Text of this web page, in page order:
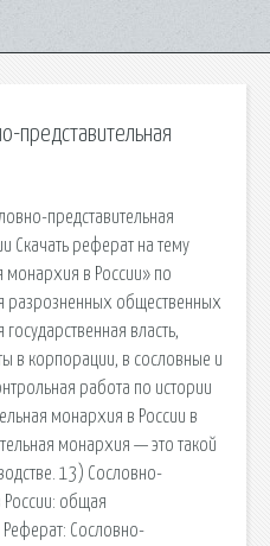
представительная
представительная
Скачать реферат на тему
монархия в России» по
разрозненных общественных
власть,
в корпорации, в сословные и
работа по истории
монархия в России в
монархия — это такой
13) Сословно-
России: общая
Реферат: Сословно-